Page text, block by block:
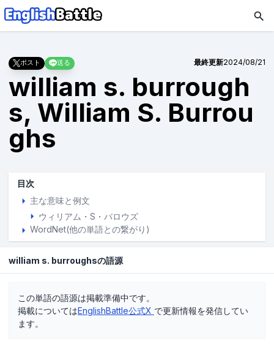
ポスト 送る 最終更新2024/08/21
william s. burrough
s, William S. Burrou
ghs
目次
主な意味と例文
ウィリアム・S・バロウズ
WordNet(他の単語との繋がり)
william s. burroughsの語源
この単語の語源は掲載準備中です。
掲載についてはEnglishBattle公式X で更新情報を発信してい
ます。